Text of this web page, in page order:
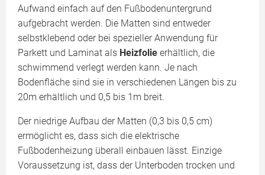
Aufwand einfach auf den Fußbodenuntergrund
aufgebracht werden. Die Matten sind entweder
selbstklebend oder bei spezieller Anwendung für
Parkett und Laminat als Heizfolie erhältlich, die
schwimmend verlegt werden kann. Je nach
Bodenfläche sind sie in verschiedenen Längen bis zu
20m erhältlich und 0,5 bis 1m breit.
Der niedrige Aufbau der Matten (0,3 bis 0,5 cm)
ermöglicht es, dass sich die elektrische
Fußbodenheizung überall einbauen lässt. Einzige
Voraussetzung ist, dass der Unterboden trocken und